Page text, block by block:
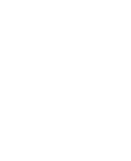
–az 59 éves